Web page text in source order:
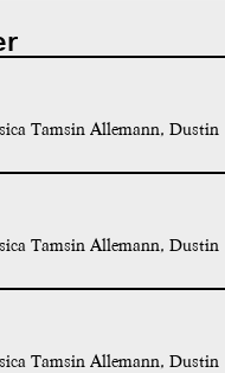
Tamsin Allemann, Dustin
Tamsin Allemann, Dustin
Tamsin Allemann, Dustin